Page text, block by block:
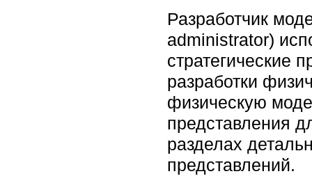
Разработчик
administrator)
стратегические
разработки
физическую
представления
разделах
представлений.